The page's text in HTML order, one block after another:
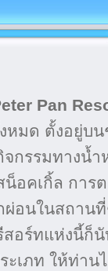
Pan
หมด ตั้งอยู่บ
กรรมทางน้ำ
อคเกิ้ล การ
อนในสถาน
อร์ทแห่งนี้ก็นั
ะเภท ให้ท่า